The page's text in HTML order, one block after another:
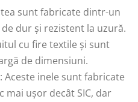
sunt fabricate dintr-un
dur și rezistent la uzură.
cu fire textile și sunt
de dimensiuni.
: Aceste inele sunt fabricate
ușor decât SIC, dar